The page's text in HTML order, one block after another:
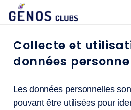
Collecte et
données
Les données personnelles
pouvant être utilisées pour